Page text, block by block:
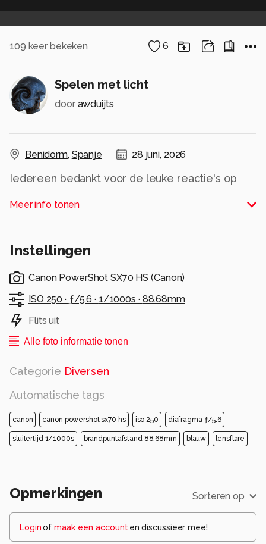
109 keer bekeken 6
Spelen met licht
door awduijts
Benidorm, Spanje 28 juni, 2026
Iedereen bedankt voor de leuke reactie's op
Meer info tonen
Instellingen
Canon PowerShot SX70 HS (Canon)
ISO 250 · ƒ/5.6 · 1/1000s · 88.68mm
Flits uit
Alle foto informatie tonen
Categorie Diversen
Automatische tags
canon canon powershot sx70 hs iso 250 diafragma ƒ/5.6
sluitertijd 1/1000s brandpuntafstand 88.68mm blauw lensflare
Opmerkingen Sorteren op
Loginof maak een account en discussieer mee!